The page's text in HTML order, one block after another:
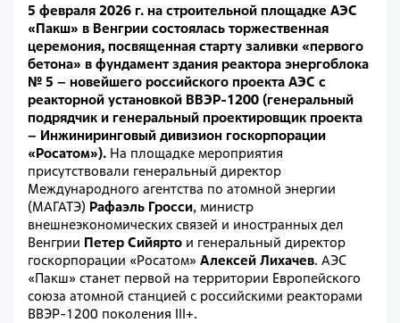
5 февраля 2026 г. на строительной площадке АЭС
«Пакш» в Венгрии состоялась торжественная
церемония, посвященная старту заливки «первого
бетона» в фундамент здания реактора энергоблока
№ 5 – новейшего российского проекта АЭС с
реакторной установкой ВВЭР-1200 (генеральный
подрядчик и генеральный проектировщик проекта
– Инжиниринговый дивизион госкорпорации
«Росатом»). На площадке мероприятия
присутствовали генеральный директор
Международного агентства по атомной энергии
(МАГАТЭ) Рафаэль Гросси, министр
внешнеэкономических связей и иностранных дел
Венгрии Петер Сийярто и генеральный директор
госкорпорации «Росатом» Алексей Лихачев. АЭС
«Пакш» станет первой на территории Европейского
союза атомной станцией с российскими реакторами
ВВЭР-1200 поколения III+.